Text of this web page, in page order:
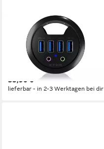
IB-HUB1403 USB-Adapter, 4
Port Tisch-Hub mit USB Type-
A Anschluss, 5 V, 120 cm
35,90 €
lieferbar - in 2-3 Werktagen bei dir